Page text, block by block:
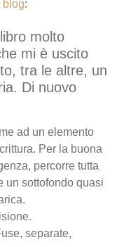
blog:
molto
mi è uscito
tra le altre, un
Di nuovo
ad un elemento
Per la buona
percorre tutta
un sottofondo quasi
separate,